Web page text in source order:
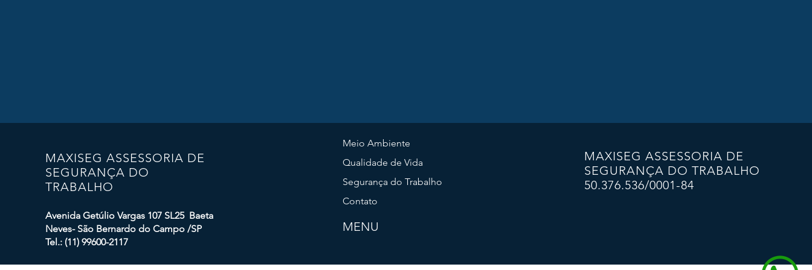
MAXISEG ASSESSORIA DE
SEGURANÇA DO
TRABALHO
Avenida Getúlio Vargas 107 SL25 Baeta
Neves- São Bernardo do Campo /SP
Tel.: (11) 99600-2117
Meio Ambiente
Qualidade de Vida
Segurança do Trabalho
Contato
MENU
MAXISEG ASSESSORIA DE
SEGURANÇA DO TRABALHO
50.376.536/0001-84